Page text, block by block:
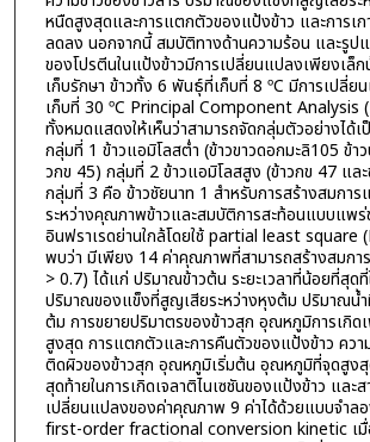
หนืดสูงสุดและการแตกตัวของแป้งข้าว และการเก
ลดลง นอกจากนี้ สมบัติทางด้านความร้อน และรูป
ของโปรตีนในแป้งข้าวมีการเปลี่ยนแปลงเพียงเล็ก
เก็บรักษา ข้าวทั้ง 6 พันธุ์ที่เก็บที่ 8 ºC มีการเปลี่ย
เก็บที่ 30 ºC Principal Component Analysis
ทั้งหมดแสดงให้เห็นว่าสามารถจัดกลุ่มตัวอย่างได้
กลุ่มที่ 1 ข้าวแอมิโลสต่ำ (ข้าวขาวดอกมะลิ105 ข้า
วกข 45) กลุ่มที่ 2 ข้าวแอมิโลสสูง (ข้าวกข 47 แล
กลุ่มที่ 3 คือ ข้าวชัยนาท 1 สำหรับการสร้างสมกา
ระหว่างคุณภาพข้าวและสมบัติการสะท้อนแบบแพ
อินฟราเรดย่านใกล้โดยใช้ partial least square
พบว่า มีเพียง 14 ค่าคุณภาพที่สามารถสร้างสมกา
> 0.7) ได้แก่ ปริมาณข้าวต้น ระยะเวลาที่น้อยที่สุดที่
ปริมาณของแข็งที่สูญเสียระหว่างหุงต้ม ปริมาณน้ำ
ต้ม การขยายปริมาตรของข้าวสุก อุณหภูมิการเกิด
สูงสุด การแตกตัวและการคืนตัวของแป้งข้าว ควา
ติดผิวของข้าวสุก อุณหภูมิเริ่มต้น อุณหภูมิที่จุดสูง
สุดท้ายในการเกิดเจลาติไนเซชันของแป้งข้าว และ
เปลี่ยนแปลงของค่าคุณภาพ 9 ค่าได้ด้วยแบบจำ
first-order fractional conversion kinetic เมื่